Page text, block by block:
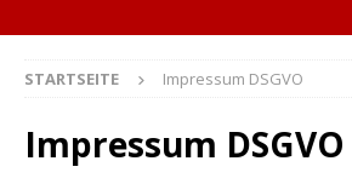
STARTSEITE Impressum DSGVO
Impressum DSGVO